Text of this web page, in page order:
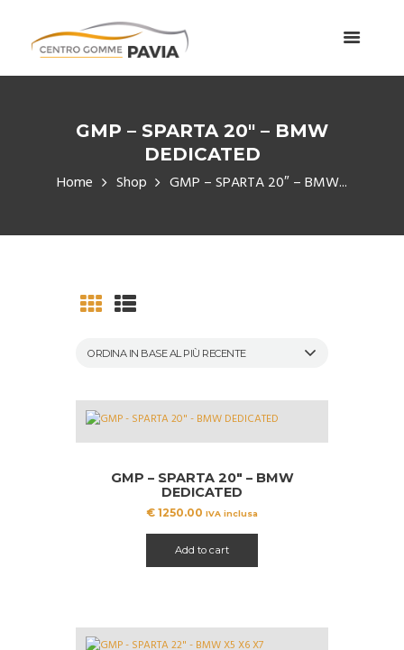
GMP – SPARTA 20″ – BMW
DEDICATED
Home Shop GMP – SPARTA 20″ – BMW...
GMP – SPARTA 20″ – BMW
DEDICATED
€ 1250.00 IVA inclusa
Add to cart